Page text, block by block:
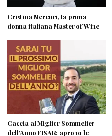
Cristina Mercuri, la prima
donna italiana Master of Wine
Caccia al Miglior Sommelier
dell’Anno FISAR: aprono le